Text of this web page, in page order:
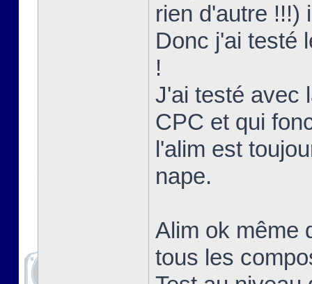
rien d'autre !!!)
Donc j'ai testé
!
J'ai testé avec
CPC et qui
l'alim est
nape.
Alim ok même
tous les